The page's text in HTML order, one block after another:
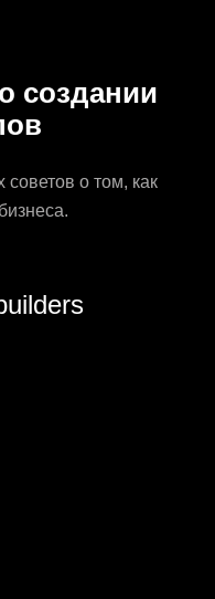
создании
советов о том, как